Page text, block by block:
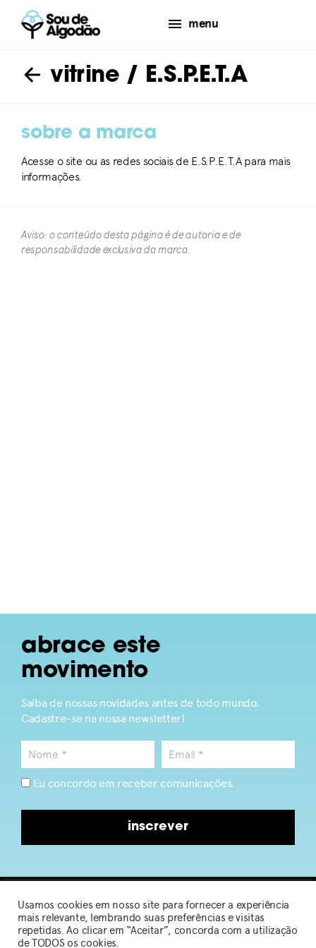
menu
vitrine/ E.S.P.E.T.A
sobre a marca
Acesse o site ou as redes sociais de E.S.P.E.T.A para mais
informações.
Aviso: o conteúdo desta página é de autoria e de
responsabilidade exclusiva da marca.​
abrace este
movimento
Saiba de nossas novidades antes de todo mundo.
Cadastre-se na nossa newsletter!
Eu concordo em receber comunicações.
inscrever
2026 © Sou de Algodão
Usamos cookies em nosso site para fornecer a experiência
mais relevante, lembrando suas preferências e visitas
repetidas. Ao clicar em “Aceitar”, concorda com a utilização
de TODOS os cookies.